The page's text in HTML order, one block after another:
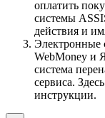
оплатить
системы
действия и
Электронные
WebMoney и
система
сервиса.
инструкции.